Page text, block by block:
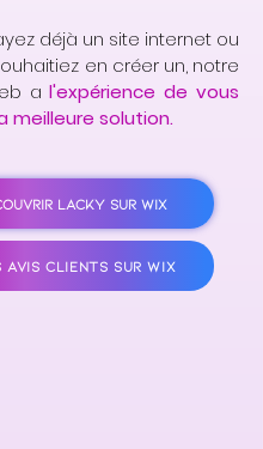
déjà un site internet ou
en créer un, notre
al'expérience de vous
meilleure solution.
LACKY SUR WIX
AVIS CLIENTS SUR WIX